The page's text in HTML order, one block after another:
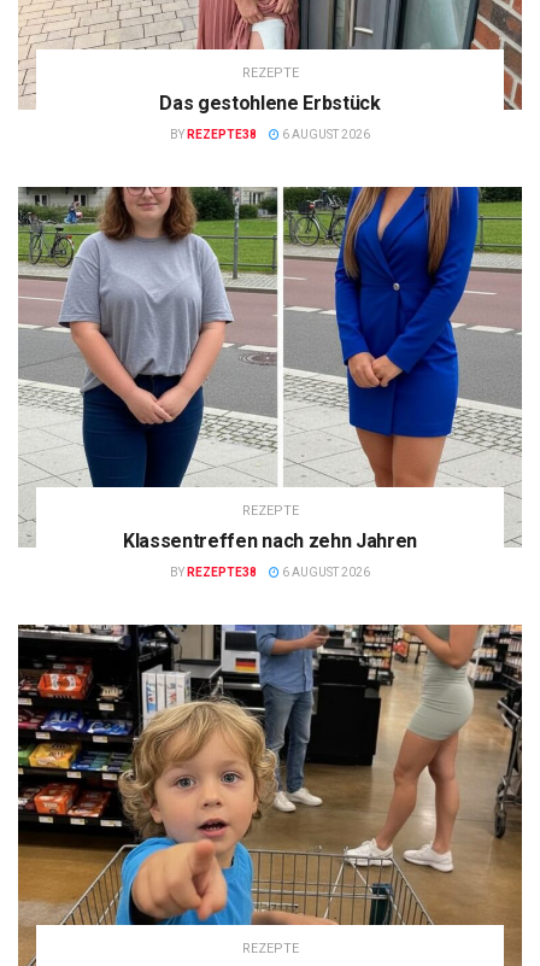
REZEPTE
Das gestohlene Erbstück
BY REZEPTE38 6 AUGUST 2026
REZEPTE
Klassentreffen nach zehn Jahren
BY REZEPTE38 6 AUGUST 2026
REZEPTE